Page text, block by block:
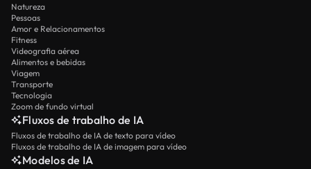
Natureza
Pessoas
Amor e Relacionamentos
Fitness
Videografia aérea
Alimentos e bebidas
Viagem
Transporte
Tecnologia
Zoom de fundo virtual
Fluxos de trabalho de IA
Fluxos de trabalho de IA de texto para vídeo
Fluxos de trabalho de IA de imagem para vídeo
Modelos de IA